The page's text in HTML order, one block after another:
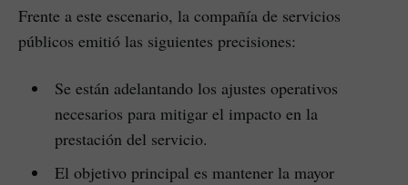
Frente a este escenario, la compañía de servicios
públicos emitió las siguientes precisiones:
Se están adelantando los ajustes operativos
necesarios para mitigar el impacto en la
prestación del servicio.
El objetivo principal es mantener la mayor